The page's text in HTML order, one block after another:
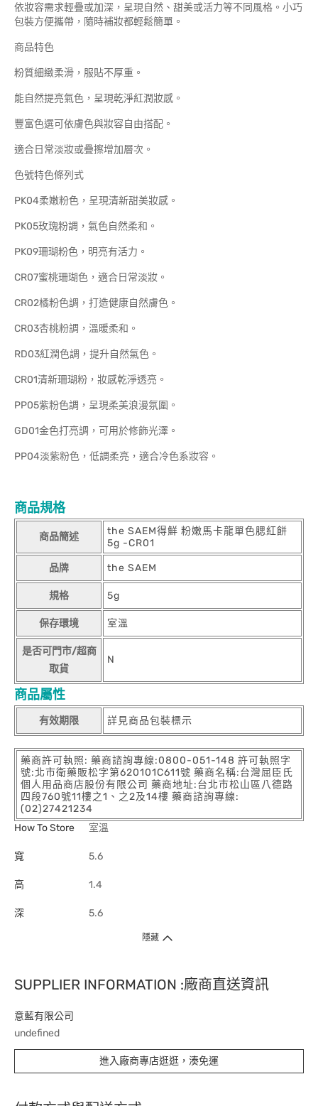
依妝容需求輕疊或加深，呈現自然、甜美或活力等不同風格。小巧
包裝方便攜帶，隨時補妝都輕鬆簡單。
商品特色
粉質細緻柔滑，服貼不厚重。
能自然提亮氣色，呈現乾淨紅潤妝感。
豐富色選可依膚色與妝容自由搭配。
適合日常淡妝或疊擦增加層次。
色號特色條列式
PK04柔嫩粉色，呈現清新甜美妝感。
PK05玫瑰粉調，氣色自然柔和。
PK09珊瑚粉色，明亮有活力。
CR07蜜桃珊瑚色，適合日常淡妝。
CR02橘粉色調，打造健康自然膚色。
CR03杏桃粉調，溫暖柔和。
RD03紅潤色調，提升自然氣色。
CR01清新珊瑚粉，妝感乾淨透亮。
PP05紫粉色調，呈現柔美浪漫氛圍。
GD01金色打亮調，可用於修飾光澤。
PP04淡紫粉色，低調柔亮，適合冷色系妝容。
商品規格
商品簡述
the SAEM得鮮 粉嫩馬卡龍單色腮紅餅
5g -CR01
品牌 the SAEM
規格 5g
保存環境 室溫
是否可門市/超商
取貨
N
商品屬性
有效期限 詳見商品包裝標示
藥商許可執照: 藥商諮詢專線:0800-051-148 許可執照字
號:北市衛藥販松字第620101C611號 藥商名稱:台灣屈臣氏
個人用品商店股份有限公司 藥商地址:台北市松山區八德路
四段760號11樓之1、之2及14樓 藥商諮詢專線:
(02)27421234
How To Store
室溫
寬 5.6
高 1.4
深 5.6
隱藏
SUPPLIER INFORMATION :廠商直送資訊
意藍有限公司
undefined
進入廠商專店逛逛，湊免運